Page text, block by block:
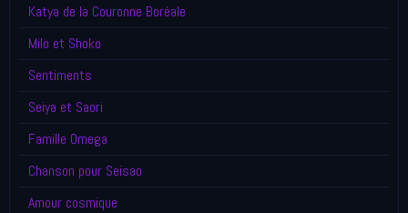
Katya de la Couronne Boréale
Milo et Shoko
Sentiments
Seiya et Saori
Famille Omega
Chanson pour Seisao
Amour cosmique